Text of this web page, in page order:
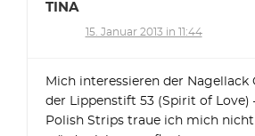
TINA
15. Januar 2013 in 11:44
Mich interessieren der Nagellack
der Lippenstift 53 (Spirit of Love)
Polish Strips traue ich mich